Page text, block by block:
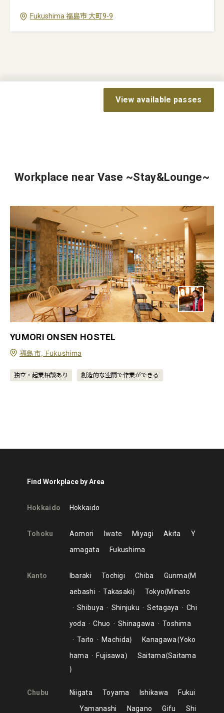
Fukushima 福島市 大町9-9
View available passes
Workplace near Vase ~Stay&Lounge~
YUMORI ONSEN HOSTEL
福島市, Fukushima
独立・起業相談あり 創造的な空間で作業ができる
Find Workplace by Area
Hokkaido Hokkaido
Tohoku Aomori Iwate Miyagi Akita
Y
amagata
Fukushima
Kanto Ibaraki Tochigi Chiba Gunma M
aebashi
Takasaki Tokyo Minato
Shibuya
Shinjuku Setagaya
Chi
yoda
Chuo Shinagawa
Toshima
Taito
Machida Kanagawa Yoko
hama
Fujisawa Saitama Saitama
Chubu Niigata Toyama Ishikawa
Fukui
Yamanashi
Nagano Gifu
Shi